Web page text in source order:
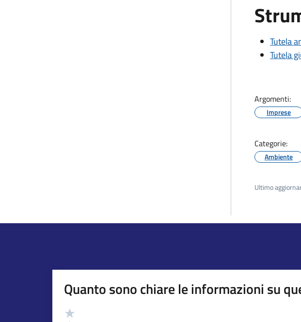
Tutela
Tutela
Argomenti:
Imprese
Categorie:
Ambiente
Ultimo
Quanto sono chiare le informazioni su
Valutazione